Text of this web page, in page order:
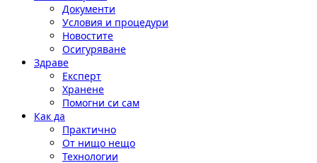
Документи
Условия и процедури
Новостите
Осигуряване
Здраве
Експерт
Хранене
Помогни си сам
Как да
Практично
От нищо нещо
Технологии